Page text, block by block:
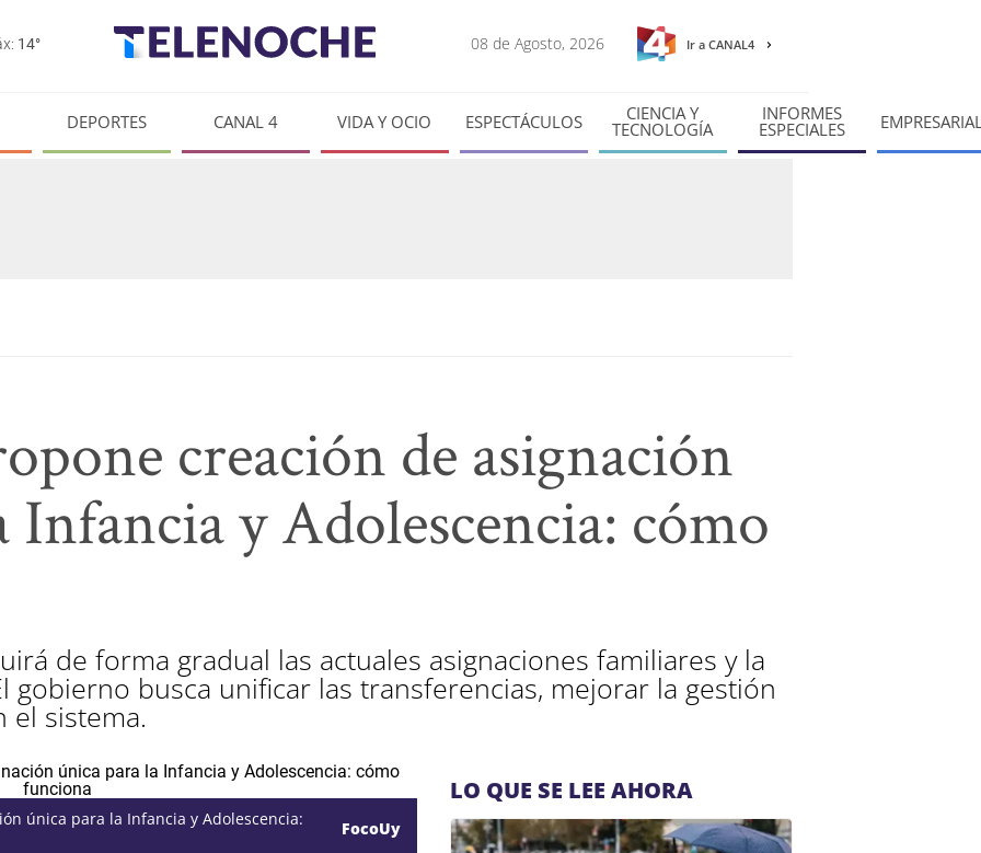
14° 08 de Agosto, 2026 Ir a CANAL4
DEPORTES CANAL 4 VIDA Y OCIO ESPECTÁCULOS CIENCIA Y
TECNOLOGÍA
INFORMES
ESPECIALES
creación de asignación
Infancia y Adolescencia: cómo
de forma gradual las actuales asignaciones familiares y la
gobierno busca unificar las transferencias, mejorar la gestión
el sistema.
única para la Infancia y Adolescencia: FocoUy
LO QUE SE LEE AHORA